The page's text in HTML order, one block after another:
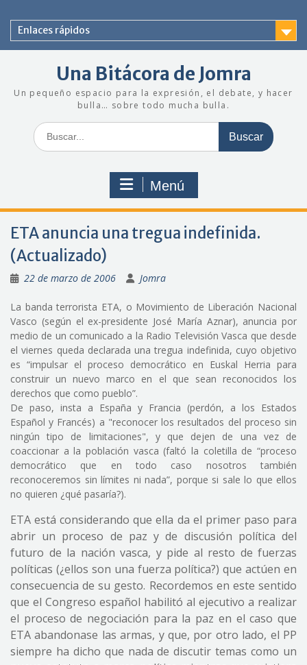
contenido
Enlaces rápidos
Una Bitácora de Jomra
Un pequeño espacio para la expresión, el debate, y hacer
bulla… sobre todo mucha bulla.
Buscar:
Menú
ETA anuncia una tregua indefinida.
(Actualizado)
22 de marzo de 2006 Jomra
La banda terrorista ETA, o Movimiento de Liberación Nacional
Vasco (según el ex-presidente José María Aznar), anuncia por
medio de un comunicado a la Radio Televisión Vasca que desde
el viernes queda declarada una tregua indefinida, cuyo objetivo
es “impulsar el proceso democrático en Euskal Herria para
construir un nuevo marco en el que sean reconocidos los
derechos que como pueblo”.
De paso, insta a España y Francia (perdón, a los Estados
Español y Francés) a "reconocer los resultados del proceso sin
ningún tipo de limitaciones", y que dejen de una vez de
coaccionar a la población vasca (faltó la coletilla de “proceso
democrático que en todo caso nosotros también
reconoceremos sin límites ni nada”, porque si sale lo que ellos
no quieren ¿qué pasaría?).
ETA está considerando que ella da el primer paso para
abrir un proceso de paz y de discusión política del
futuro de la nación vasca, y pide al resto de fuerzas
políticas (¿ellos son una fuerza política?) que actúen en
consecuencia de su gesto. Recordemos en este sentido
que el Congreso español habilitó al ejecutivo a realizar
el proceso de negociación para la paz en el caso que
ETA abandonase las armas, y que, por otro lado, el PP
siempre ha dicho que nada de discutir temas como un